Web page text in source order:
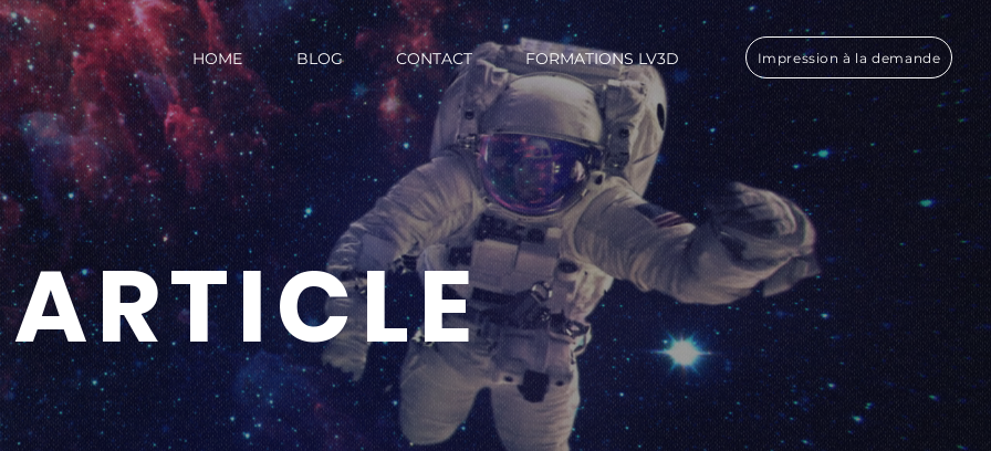
HOME BLOG CONTACT FORMATIONS LV3D Impression à la demande
ARTICLE